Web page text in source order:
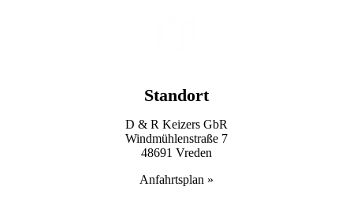
Standort
D & R Keizers GbR
Wind­mühlen­straße 7
48691 Vreden
Anfahrts­plan »